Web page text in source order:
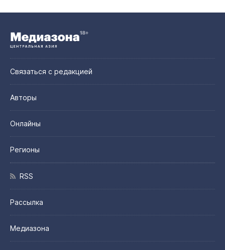
Связаться с редакцией
Авторы
Онлайны
Регионы
RSS
Рассылка
Медиазона